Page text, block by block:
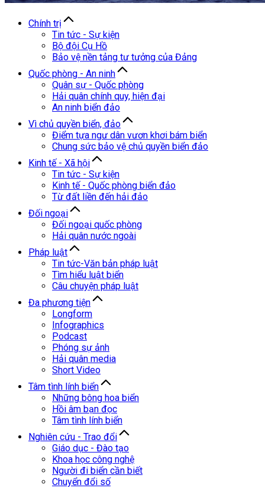
Chính trị
Tin tức - Sự kiện
Bộ đội Cụ Hồ
Bảo vệ nền tảng tư tưởng của Đảng
Quốc phòng - An ninh
Quân sự - Quốc phòng
Hải quân chính quy, hiện đại
An ninh biển đảo
Vì chủ quyền biển, đảo
Điểm tựa ngư dân vươn khơi bám biển
Chung sức bảo vệ chủ quyền biển đảo
Kinh tế - Xã hội
Tin tức - Sự kiện
Kinh tế - Quốc phòng biển đảo
Từ đất liền đến hải đảo
Đối ngoại
Đối ngoại quốc phòng
Hải quân nước ngoài
Pháp luật
Tin tức-Văn bản pháp luật
Tìm hiểu luật biển
Câu chuyện pháp luật
Đa phương tiện
Longform
Infographics
Podcast
Phóng sự ảnh
Hải quân media
Short Video
Tâm tình lính biển
Những bông hoa biển
Hồi âm bạn đọc
Tâm tình lính biển
Nghiên cứu - Trao đổi
Giáo dục - Đào tạo
Khoa học công nghệ
Người đi biển cần biết
Chuyển đổi số